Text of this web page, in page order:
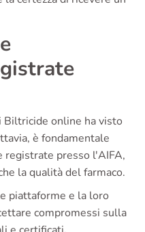
online ha visto
è fondamentale
registrate presso l'AIFA,
la qualità del farmaco.
piattaforme e la loro
compromessi sulla